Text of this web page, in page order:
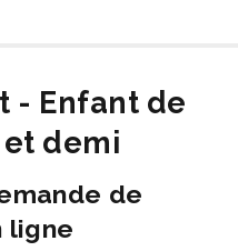
- Enfant de
et demi
de
ligne